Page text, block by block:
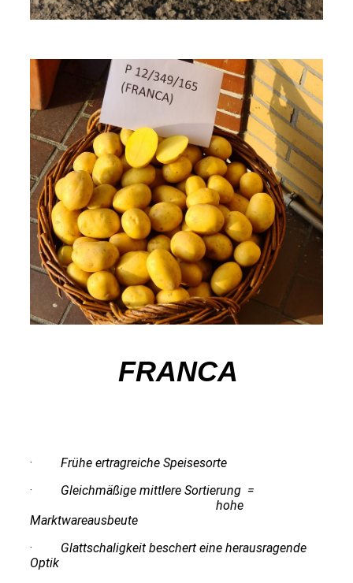
FRANCA
· Frühe ertragreiche Speisesorte
· Gleichmäßige mittlere Sortierung =
hohe
Marktwareausbeute
· Glattschaligkeit beschert eine herausragende
Optik